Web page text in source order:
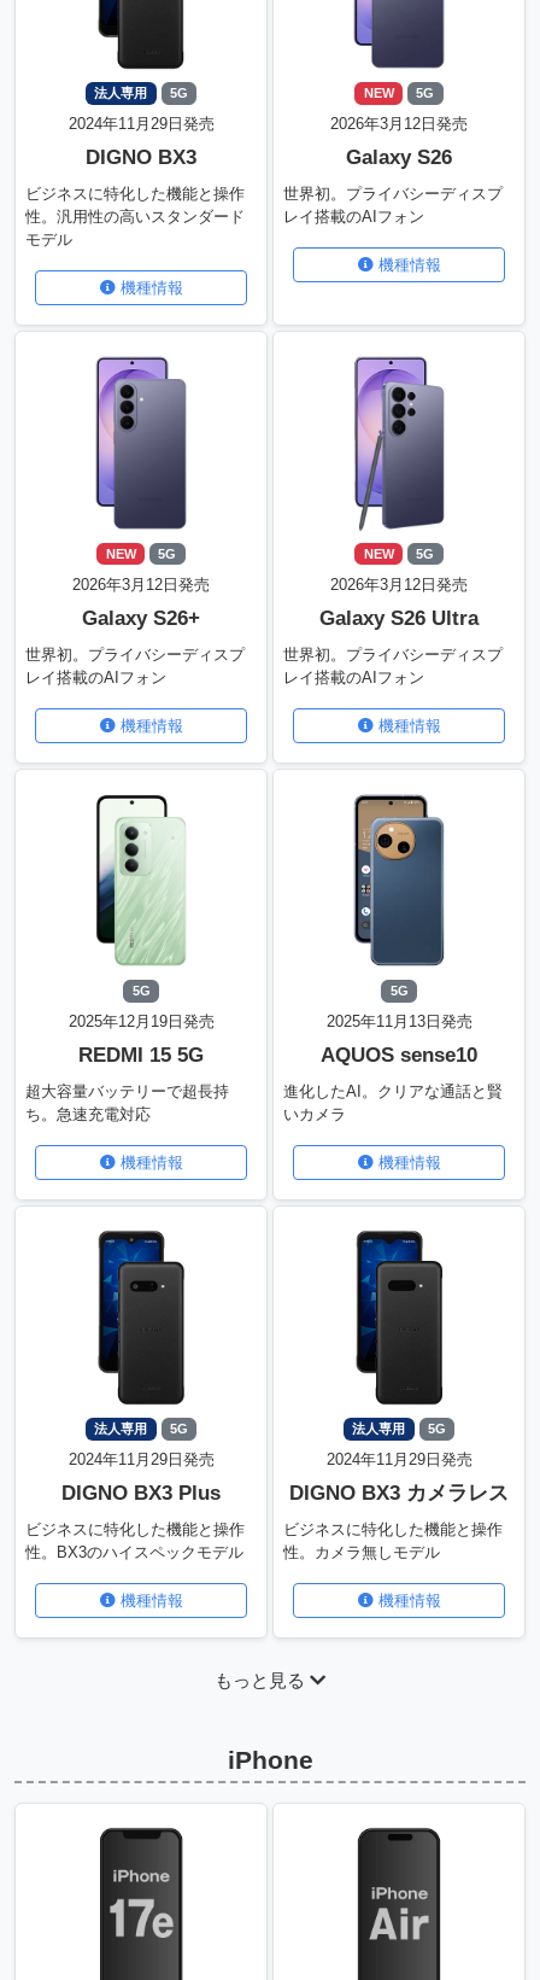
法人専用 5G
2024年11月29日発売
DIGNO BX3
ビジネスに特化した機能と操作
性。汎用性の高いスタンダード
モデル
機種情報
NEW 5G
2026年3月12日発売
Galaxy S26
世界初。プライバシーディスプ
レイ搭載のAIフォン
機種情報
NEW 5G
2026年3月12日発売
Galaxy S26+
世界初。プライバシーディスプ
レイ搭載のAIフォン
機種情報
NEW 5G
2026年3月12日発売
Galaxy S26 Ultra
世界初。プライバシーディスプ
レイ搭載のAIフォン
機種情報
5G
2025年12月19日発売
REDMI 15 5G
超大容量バッテリーで超長持
ち。急速充電対応
機種情報
5G
2025年11月13日発売
AQUOS sense10
進化したAI。クリアな通話と賢
いカメラ
機種情報
法人専用 5G
2024年11月29日発売
DIGNO BX3 Plus
ビジネスに特化した機能と操作
性。BX3のハイスペックモデル
機種情報
法人専用 5G
2024年11月29日発売
DIGNO BX3 カメラレス
ビジネスに特化した機能と操作
性。カメラ無しモデル
機種情報
もっと見る
iPhone